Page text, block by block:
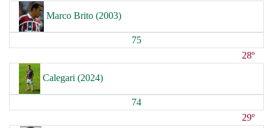
Marco Brito (2003)
75
28º
Calegari (2024)
74
29º